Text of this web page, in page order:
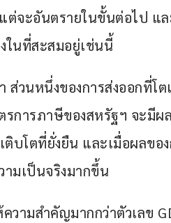
จะอันตรายในขั้นต่อไป แล
ในที่สะสมอยู่เช่นนี้
ส่วนหนึ่งของการส่งออกที่โต
การภาษีของสหรัฐฯ จะมีผ
ติบโตที่ยั่งยืน และเมื่อผลขอ
มเป็นจริงมากขึ้น
วามสำคัญมากกว่าตัวเลข